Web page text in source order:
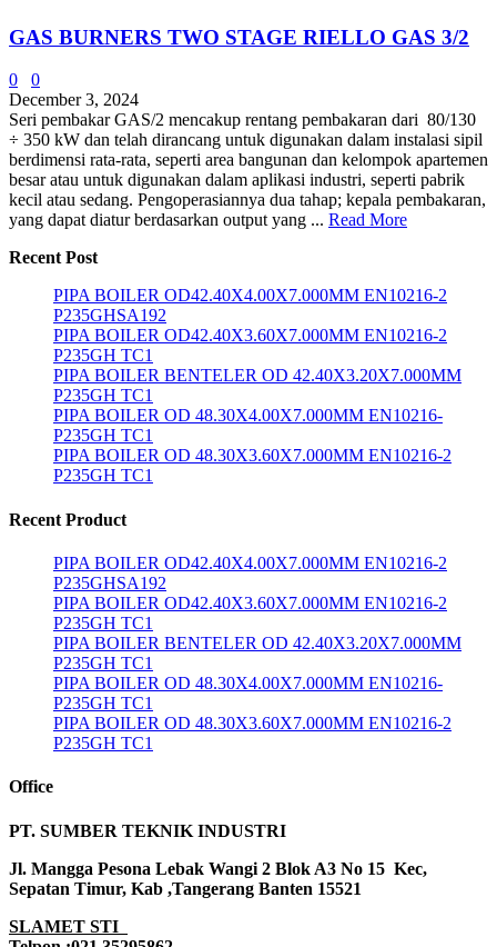
GAS BURNERS TWO STAGE RIELLO GAS 3/2
0
0
December 3, 2024
Seri pembakar GAS/2 mencakup rentang pembakaran dari 80/130
÷ 350 kW dan telah dirancang untuk digunakan dalam instalasi sipil
berdimensi rata-rata, seperti area bangunan dan kelompok apartemen
besar atau untuk digunakan dalam aplikasi industri, seperti pabrik
kecil atau sedang. Pengoperasiannya dua tahap; kepala pembakaran,
yang dapat diatur berdasarkan output yang ... Read More
Recent Post
PIPA BOILER OD42.40X4.00X7.000MM EN10216-2
P235GHSA192
PIPA BOILER OD42.40X3.60X7.000MM EN10216-2
P235GH TC1
PIPA BOILER BENTELER OD 42.40X3.20X7.000MM
P235GH TC1
PIPA BOILER OD 48.30X4.00X7.000MM EN10216-
P235GH TC1
PIPA BOILER OD 48.30X3.60X7.000MM EN10216-2
P235GH TC1
Recent Product
PIPA BOILER OD42.40X4.00X7.000MM EN10216-2
P235GHSA192
PIPA BOILER OD42.40X3.60X7.000MM EN10216-2
P235GH TC1
PIPA BOILER BENTELER OD 42.40X3.20X7.000MM
P235GH TC1
PIPA BOILER OD 48.30X4.00X7.000MM EN10216-
P235GH TC1
PIPA BOILER OD 48.30X3.60X7.000MM EN10216-2
P235GH TC1
Office
PT. SUMBER TEKNIK INDUSTRI
Jl. Mangga Pesona Lebak Wangi 2 Blok A3 No 15 Kec,
Sepatan Timur, Kab ,Tangerang Banten 15521
SLAMET STI